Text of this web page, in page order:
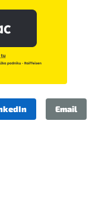
Email